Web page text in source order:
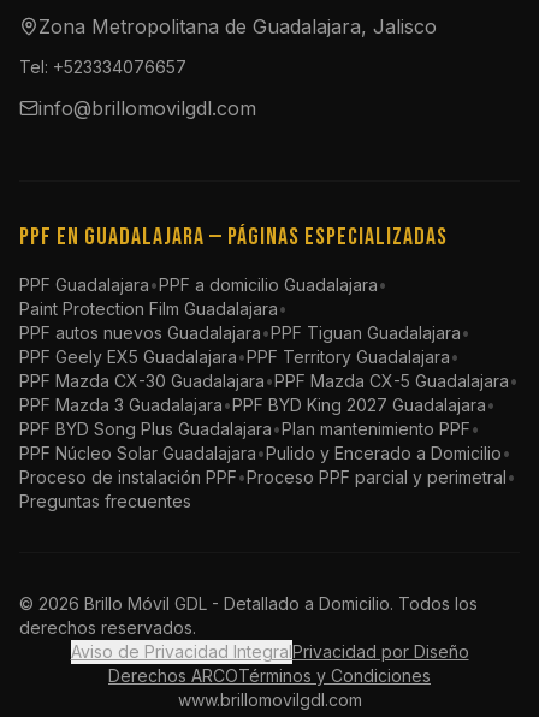
Zona Metropolitana de Guadalajara, Jalisco
Tel: +523334076657
info@brillomovilgdl.com
PPF en Guadalajara — Páginas especializadas
PPF Guadalajara•PPF a domicilio Guadalajara•
Paint Protection Film Guadalajara•
PPF autos nuevos Guadalajara•PPF Tiguan Guadalajara•
PPF Geely EX5 Guadalajara•PPF Territory Guadalajara•
PPF Mazda CX-30 Guadalajara•PPF Mazda CX-5 Guadalajara•
PPF Mazda 3 Guadalajara•PPF BYD King 2027 Guadalajara•
PPF BYD Song Plus Guadalajara•Plan mantenimiento PPF•
PPF Núcleo Solar Guadalajara•Pulido y Encerado a Domicilio•
Proceso de instalación PPF•Proceso PPF parcial y perimetral•
Preguntas frecuentes
© 2026 Brillo Móvil GDL - Detallado a Domicilio. Todos los
derechos reservados.
Aviso de Privacidad IntegralPrivacidad por Diseño
Derechos ARCOTérminos y Condiciones
www.brillomovilgdl.com